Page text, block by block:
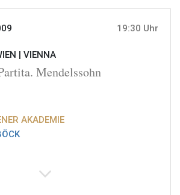
19:30 Uhr
| VIENNA
Mendelssohn
AKADEMIE